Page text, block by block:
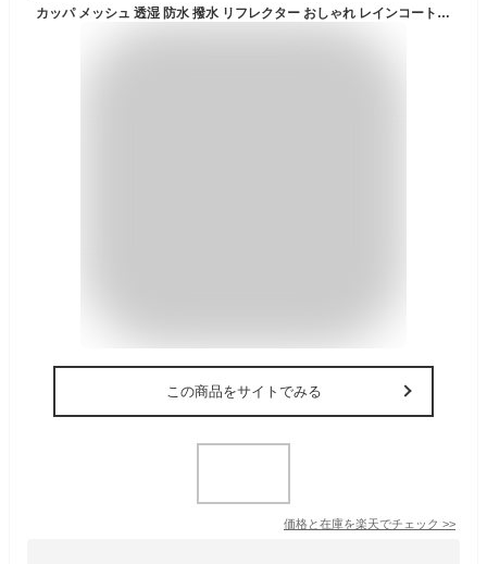
カッパ メッシュ 透湿 防水 撥水 リフレクター おしゃれ レインコート レインジャケット 通販 レインスーツ 男女兼用 自転車 レインウエア レインタックコート 雨具 上下セット レインウエア 513303 kaji-3308 w-394-0025
この商品をサイトでみる
価格と在庫を楽天でチェック >>